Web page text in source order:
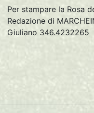
Per stampare la Rosa
Redazione di
Giuliano 346.4232265